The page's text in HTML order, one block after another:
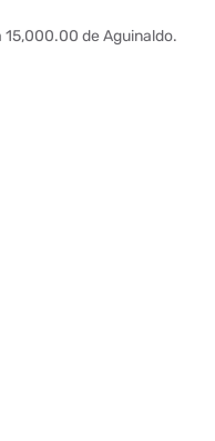
de Aguinaldo.